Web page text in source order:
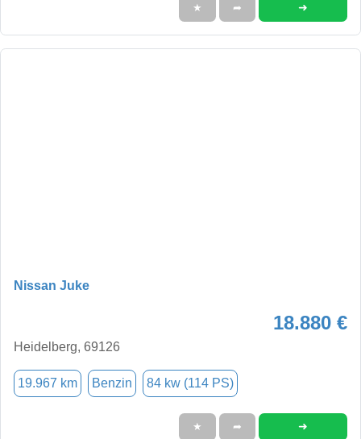
★ ➦ ➜
Nissan Juke
18.880 €
Heidelberg, 69126
19.967 km Benzin 84 kw (114 PS)
★ ➦ ➜